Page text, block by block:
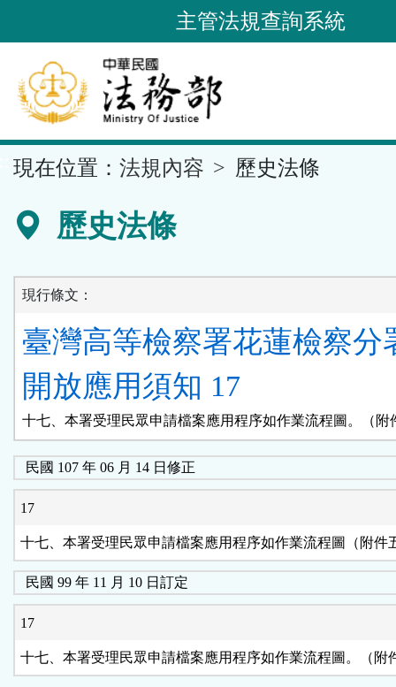
到
要
內
容
區
主管法規查詢系統
現在位置： 法規內容 歷史法條
歷史法條
現行條文：
臺灣高等檢察署花蓮檢察分
開放應用須知 17
十七、本署受理民眾申請檔案應用程序如作業流程圖。（附
民國 107 年 06 月 14 日修正
17
十七、本署受理民眾申請檔案應用程序如作業流程圖（附件
民國 99 年 11 月 10 日訂定
17
十七、本署受理民眾申請檔案應用程序如作業流程圖。（附